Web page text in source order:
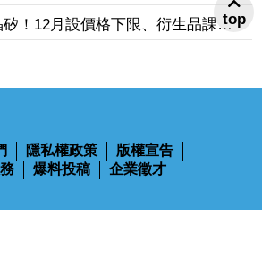
爸
！12月設價格下限、衍生品課
：防中國傾銷
隱私權政策
版權宣告
爆料投稿 企業徵才
top